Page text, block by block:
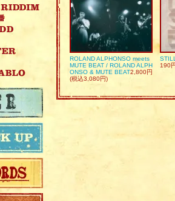
ROLAND ALPHONSO meets
MUTE BEAT / ROLAND ALPH
ONSO & MUTE BEAT2,800円
(税込3,080円)
190